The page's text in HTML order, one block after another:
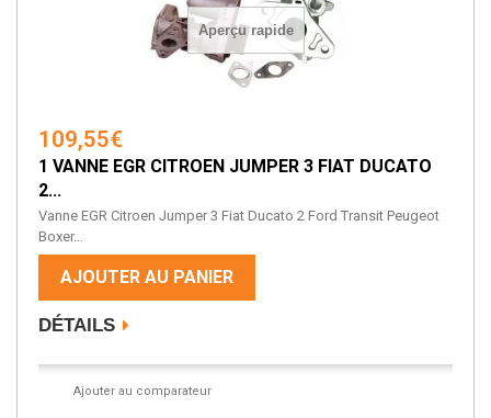
Aperçu rapide
109,55€
1 VANNE EGR CITROEN JUMPER 3 FIAT DUCATO
2...
Vanne EGR Citroen Jumper 3 Fiat Ducato 2 Ford Transit Peugeot
Boxer...
AJOUTER AU PANIER
DÉTAILS
Ajouter au comparateur